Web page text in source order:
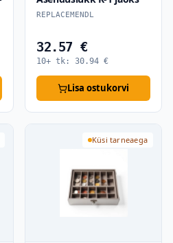
REPLACEMENDL
32.57 €
10+ tk: 30.94 €
Lisa ostukorvi
Küsi tarneaega